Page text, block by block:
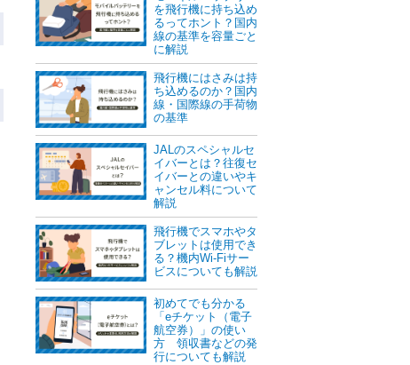
を飛行機に持ち込め
るってホント？国内
線の基準を容量ごと
に解説
飛行機にはさみは持
ち込めるのか？国内
線・国際線の手荷物
の基準
JALのスペシャルセ
イバーとは？往復セ
イバーとの違いやキ
ャンセル料について
解説
飛行機でスマホやタ
ブレットは使用でき
る？機内Wi-Fiサー
ビスについても解説
初めてでも分かる
「eチケット（電子
航空券）」の使い
方 領収書などの発
行についても解説